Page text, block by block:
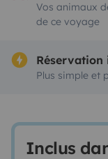
Vos animaux
de ce voyage
Réservation
Plus simple et
Inclus